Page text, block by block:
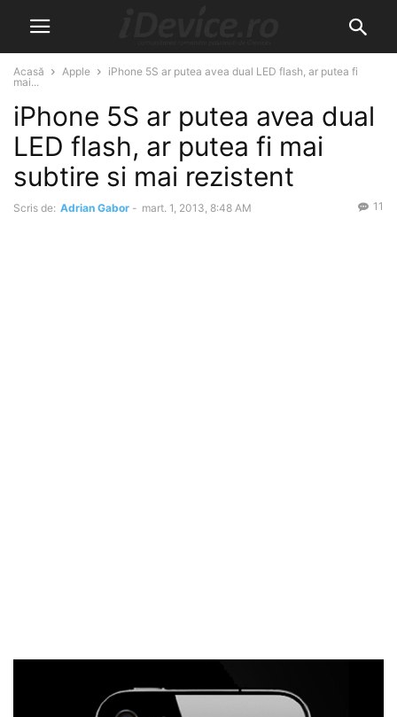
Acasă Apple
iPhone 5S ar putea avea dual LED flash, ar putea fi
mai...
iPhone 5S ar putea avea dual
LED flash, ar putea fi mai
subtire si mai rezistent
Scris de: Adrian Gabor - mart. 1, 2013, 8:48 AM 11